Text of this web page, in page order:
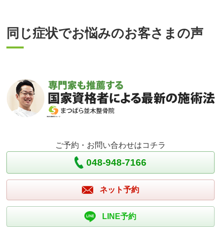
同じ症状でお悩みのお客さまの声
ご予約・お問い合わせはコチラ
048-948-7166
ネット予約
LINE予約